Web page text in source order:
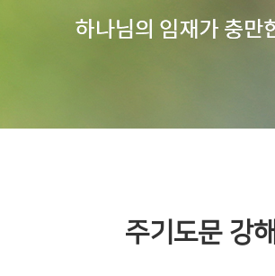
주기도문 강해